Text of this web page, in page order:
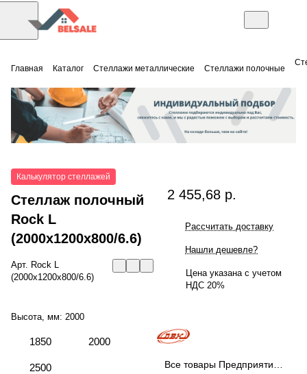
Главная Каталог Стеллажи металлические Стеллажи полочные
Калькулятор стеллажей
Стеллаж полочный
Rock L
(2000x1200x800/6.6)
Арт. Rock L
(2000x1200x800/6.6)
Высота, мм: 2000
1850 2000
2500
2 455,68 р.
Рассчитать доставку
Нашли дешевле?
Цена указана с учетом
НДС 20%
Все товары Предприятие ДВК